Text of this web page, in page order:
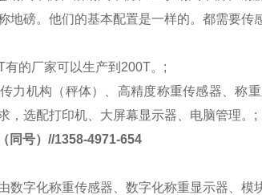
地磅。他们的基本配置是一样的。都需要
有的厂家可以生产到 200T。 ;
力机构（秤体）、高精度称重传感器、称
，选配打印机、大屏幕显示器、电脑管理。 ;
同号）//1358-4971-654
数字化称重传感器、数字化称重显示器、